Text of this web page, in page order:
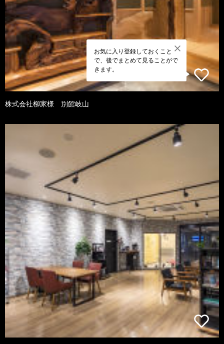
お気に入り登録しておくこと
で、後でまとめて見ることがで
きます。
株式会社柳家様 別館岐山